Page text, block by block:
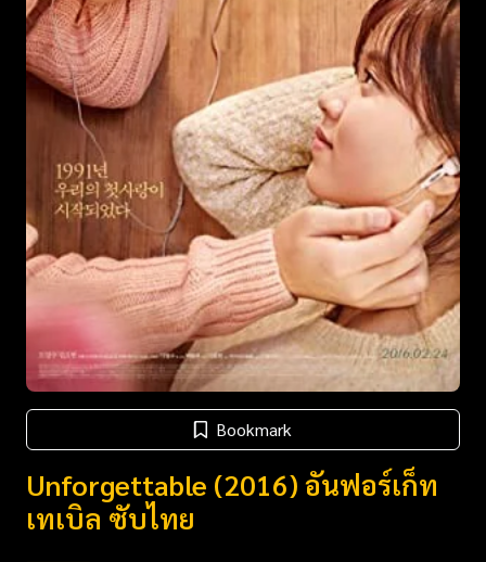
Bookmark
Unforgettable (2016) อันฟอร์เก็ท
เทเบิล ซับไทย